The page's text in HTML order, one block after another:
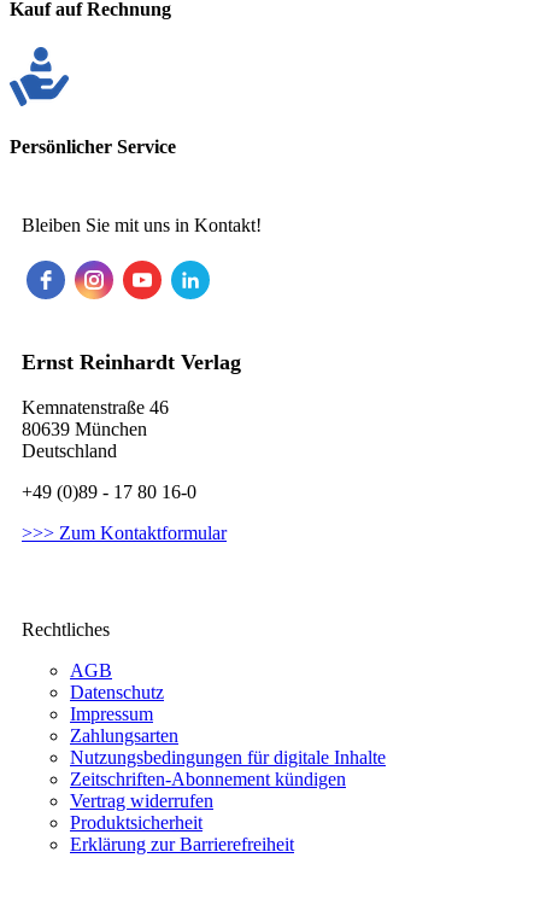
Kauf auf Rechnung
Persönlicher Service
Bleiben Sie mit uns in Kontakt!
Ernst Reinhardt Verlag
Kemnatenstraße 46
80639 München
Deutschland
+49 (0)89 - 17 80 16-0
>>> Zum Kontaktformular
Rechtliches
AGB
Datenschutz
Impressum
Zahlungsarten
Nutzungsbedingungen für digitale Inhalte
Zeitschriften-Abonnement kündigen
Vertrag widerrufen
Produktsicherheit
Erklärung zur Barrierefreiheit